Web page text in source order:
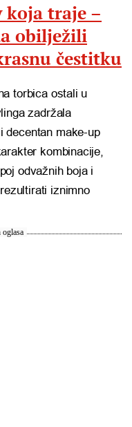
koja traje –
obilježili
čestitku
torbica ostali u
zadržala
decentan make-up
kombinacije,
odvažnih boja i
iznimno
oglasa